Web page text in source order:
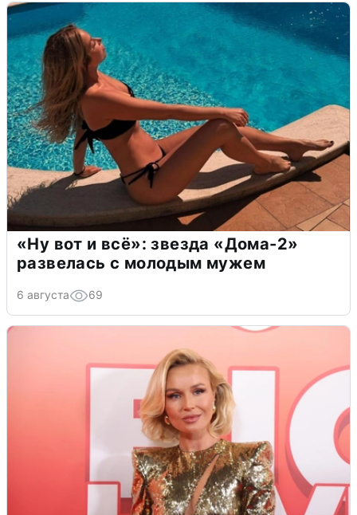
«Ну вот и всё»: звезда «Дома-2»
развелась с молодым мужем
6 августа 69